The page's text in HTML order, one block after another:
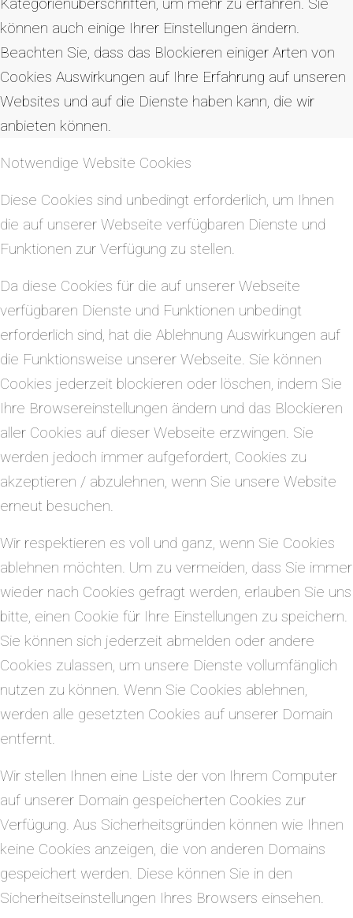
können auch einige Ihrer Einstellungen ändern.
Beachten Sie, dass das Blockieren einiger Arten von
Cookies Auswirkungen auf Ihre Erfahrung auf unseren
Websites und auf die Dienste haben kann, die wir
anbieten können.
Notwendige Website Cookies
Diese Cookies sind unbedingt erforderlich, um Ihnen
die auf unserer Webseite verfügbaren Dienste und
Funktionen zur Verfügung zu stellen.
Da diese Cookies für die auf unserer Webseite
verfügbaren Dienste und Funktionen unbedingt
erforderlich sind, hat die Ablehnung Auswirkungen auf
die Funktionsweise unserer Webseite. Sie können
Cookies jederzeit blockieren oder löschen, indem Sie
Ihre Browsereinstellungen ändern und das Blockieren
aller Cookies auf dieser Webseite erzwingen. Sie
werden jedoch immer aufgefordert, Cookies zu
akzeptieren / abzulehnen, wenn Sie unsere Website
erneut besuchen.
Wir respektieren es voll und ganz, wenn Sie Cookies
ablehnen möchten. Um zu vermeiden, dass Sie immer
wieder nach Cookies gefragt werden, erlauben Sie uns
bitte, einen Cookie für Ihre Einstellungen zu speichern.
Sie können sich jederzeit abmelden oder andere
Cookies zulassen, um unsere Dienste vollumfänglich
nutzen zu können. Wenn Sie Cookies ablehnen,
werden alle gesetzten Cookies auf unserer Domain
entfernt.
Wir stellen Ihnen eine Liste der von Ihrem Computer
auf unserer Domain gespeicherten Cookies zur
Verfügung. Aus Sicherheitsgründen können wie Ihnen
keine Cookies anzeigen, die von anderen Domains
gespeichert werden. Diese können Sie in den
Sicherheitseinstellungen Ihres Browsers einsehen.